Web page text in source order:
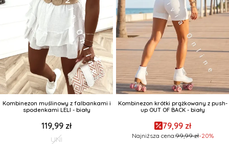
Kombinezon muślinowy z falbankami i
spodenkami LELI - biały
119,99 zł
UNI
Kombinezon krótki prążkowany z push-
up OUT OF BACK - biały
79,99 zł
Najniższa cena:99,99 zł-20%